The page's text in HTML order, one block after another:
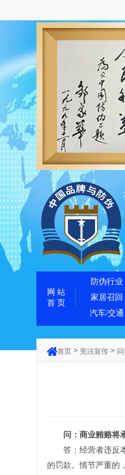
网 站
首 页
防伪行业
家居召回
汽车/交通
首页 > 宪法宣传 >
问：商业贿赂将
答：经营者违反本
的罚款。情节严重的